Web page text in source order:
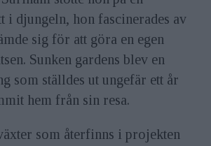
djungeln, hon fascinerades av
sig för att göra en egen
Sunken gardens blev en
som ställdes ut ungefär ett år
hem från sin resa.
som återfinns i projekten